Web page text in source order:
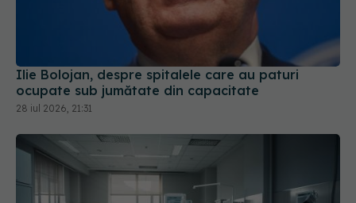
Ilie Bolojan, despre spitalele care au paturi
ocupate sub jumătate din capacitate
28 iul 2026, 21:31